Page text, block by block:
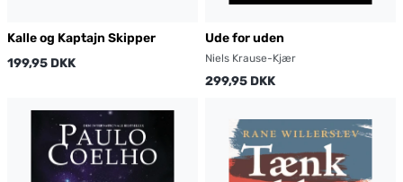
Kalle og Kaptajn Skipper
199,95 DKK
Ude for uden
Niels Krause-Kjær
299,95 DKK